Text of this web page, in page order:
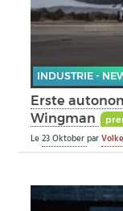
INDUSTRIE -
Erste
Wingman
Le23 Oktoberpar